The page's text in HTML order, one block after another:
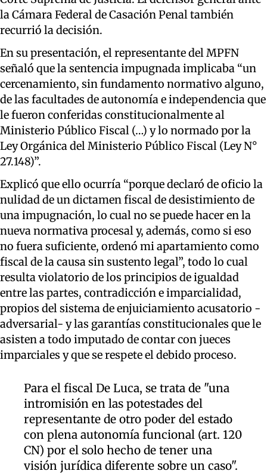
la Cámara Federal de Casación Penal también
recurrió la decisión.
En su presentación, el representante del MPFN
señaló que la sentencia impugnada implicaba “un
cercenamiento, sin fundamento normativo alguno,
de las facultades de autonomía e independencia que
le fueron conferidas constitucionalmente al
Ministerio Público Fiscal (…) y lo normado por la
Ley Orgánica del Ministerio Público Fiscal (Ley N°
27.148)”.
Explicó que ello ocurría “porque declaró de oficio la
nulidad de un dictamen fiscal de desistimiento de
una impugnación, lo cual no se puede hacer en la
nueva normativa procesal y, además, como si eso
no fuera suficiente, ordenó mi apartamiento como
fiscal de la causa sin sustento legal”, todo lo cual
resulta violatorio de los principios de igualdad
entre las partes, contradicción e imparcialidad,
propios del sistema de enjuiciamiento acusatorio -
adversarial- y las garantías constitucionales que le
asisten a todo imputado de contar con jueces
imparciales y que se respete el debido proceso.
Para el fiscal De Luca, se trata de "una
intromisión en las potestades del
representante de otro poder del estado
con plena autonomía funcional (art. 120
CN) por el solo hecho de tener una
visión jurídica diferente sobre un caso".